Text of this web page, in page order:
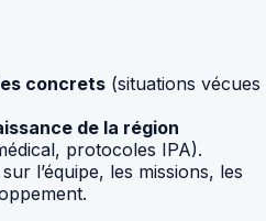
concrets (situations vécues
de la région
protocoles IPA).
sur l’équipe, les missions, les